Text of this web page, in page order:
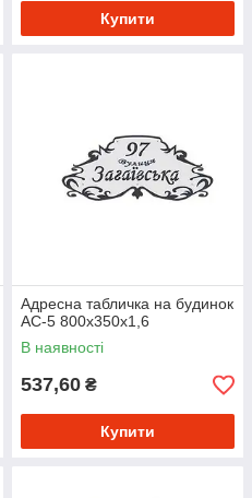
Купити
Адресна табличка на будинок
АС-5 800х350х1,6
В наявності
537,60 ₴
Купити